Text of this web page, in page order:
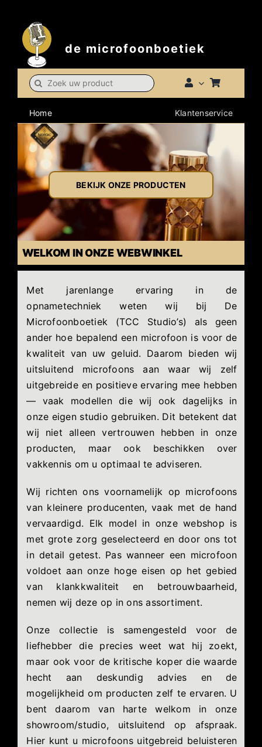
content
de microfoonboetiek
Search
for:
Home Klantenservice
BEKIJK ONZE PRODUCTEN
WELKOM IN ONZE WEBWINKEL
Met jarenlange ervaring in de
opnametechniek weten wij bij De
Microfoonboetiek (TCC Studio’s) als geen
ander hoe bepalend een microfoon is voor de
kwaliteit van uw geluid. Daarom bieden wij
uitsluitend microfoons aan waar wij zelf
uitgebreide en positieve ervaring mee hebben
— vaak modellen die wij ook dagelijks in
onze eigen studio gebruiken. Dit betekent dat
wij niet alleen vertrouwen hebben in onze
producten, maar ook beschikken over
vakkennis om u optimaal te adviseren.
Wij richten ons voornamelijk op microfoons
van kleinere producenten, vaak met de hand
vervaardigd. Elk model in onze webshop is
met grote zorg geselecteerd en door ons tot
in detail getest. Pas wanneer een microfoon
voldoet aan onze hoge eisen op het gebied
van klankkwaliteit en betrouwbaarheid,
nemen wij deze op in ons assortiment.
Onze collectie is samengesteld voor de
liefhebber die precies weet wat hij zoekt,
maar ook voor de kritische koper die waarde
hecht aan deskundig advies en de
mogelijkheid om producten zelf te ervaren. U
bent daarom van harte welkom in onze
showroom/studio, uitsluitend op afspraak.
Hier kunt u microfoons uitgebreid beluisteren